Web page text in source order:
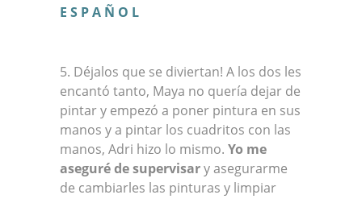
E S P A Ñ O L
5. Déjalos que se diviertan! A los dos les
encantó tanto, Maya no quería dejar de
pintar y empezó a poner pintura en sus
manos y a pintar los cuadritos con las
manos, Adri hizo lo mismo. Yo me
aseguré de supervisary asegurarme
de cambiarles las pinturas y limpiar